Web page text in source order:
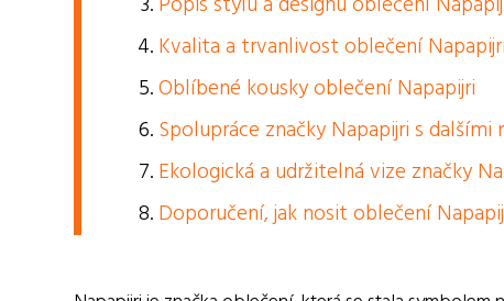
Kvalita a trvanlivost oblečení Napapijri
Oblíbené kousky oblečení Napapijri
Spolupráce značky Napapijri s dalšími
Ekologická a udržitelná vize značky
Doporučení, jak nosit oblečení